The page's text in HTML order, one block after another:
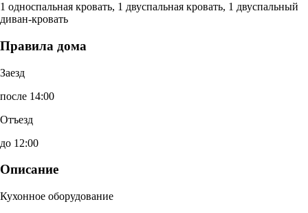
1 односпальная кровать, 1 двуспальная кровать, 1 двуспальный
диван-кровать
Правила дома
Заезд
после 14:00
Отъезд
до 12:00
Описание
Кухонное оборудование